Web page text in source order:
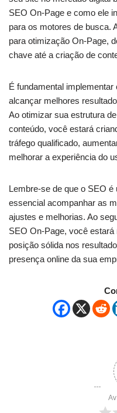
SEO On-Page e como ele
para os motores de busca.
para otimização On-Page,
chave até a criação de
É fundamental
alcançar melhores
Ao otimizar sua estrutura
conteúdo, você estará
tráfego qualificado,
melhorar a experiência do
Lembre-se de que o SEO
essencial acompanhar as
ajustes e melhorias. Ao
SEO On-Page, você
posição sólida nos
presença online da sua